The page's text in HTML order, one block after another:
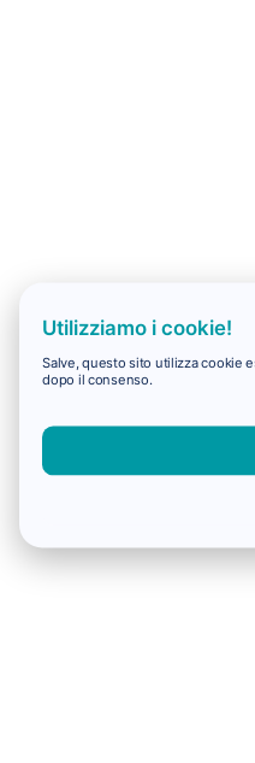
Utilizziamo i cookie!
Salve, questo sito utilizza cookie
dopo il consenso.